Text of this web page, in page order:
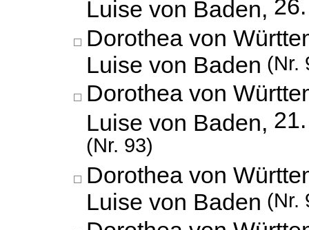
Luise von Baden,
Dorothea von
Luise von Baden (Nr.
Dorothea von
Luise von Baden,
(Nr. 93)
Dorothea von
Luise von Baden (Nr.